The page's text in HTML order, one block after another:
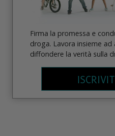
Firma la promessa e
droga. Lavora insieme
diffondere la verità sulla